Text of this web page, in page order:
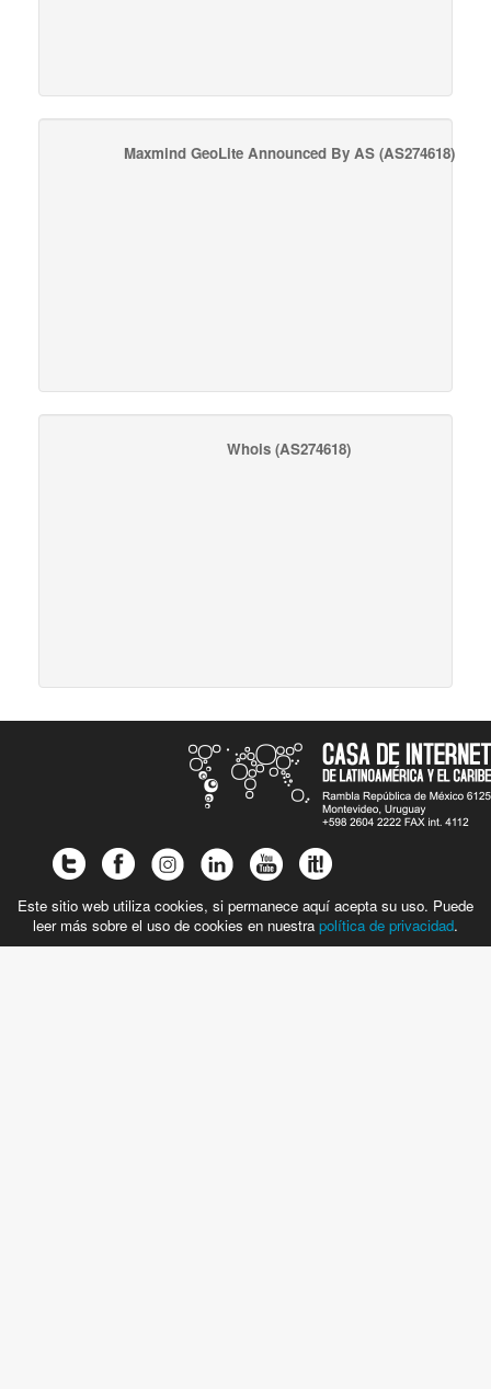
Maxmind GeoLite Announced By AS(AS274618)
Whois (AS274618)
Este sitio web utiliza cookies, si permanece aquí acepta su uso. Puede
leer más sobre el uso de cookies en nuestra política de privacidad.